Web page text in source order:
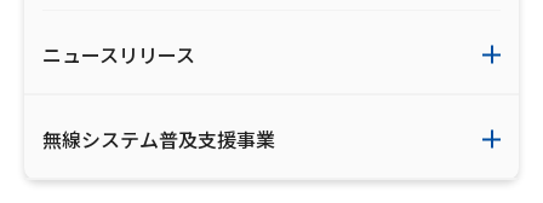
ニュースリリース
無線システム普及支援事業